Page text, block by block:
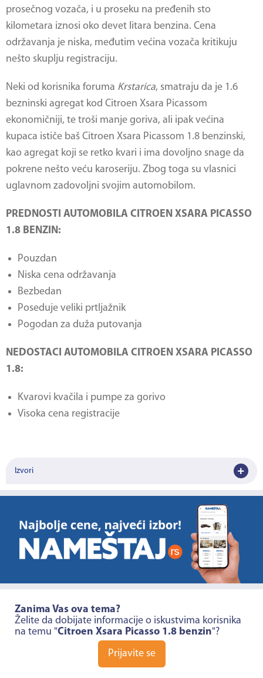
prosečnog vozača, i u proseku na pređenih sto
kilometara iznosi oko devet litara benzina. Cena
održavanja je niska, međutim većina vozača kritikuju
nešto skuplju registraciju.
Neki od korisnika foruma Krstarica, smatraju da je 1.6
bezninski agregat kod Citroen Xsara Picassom
ekonomičniji, te troši manje goriva, ali ipak većina
kupaca ističe baš Citroen Xsara Picassom 1.8 benzinski,
kao agregat koji se retko kvari i ima dovoljno snage da
pokrene nešto veću karoseriju. Zbog toga su vlasnici
uglavnom zadovoljni svojim automobilom.
PREDNOSTI AUTOMOBILA CITROEN XSARA PICASSO
1.8 BENZIN:
Pouzdan
Niska cena održavanja
Bezbedan
Poseduje veliki prtljažnik
Pogodan za duža putovanja
NEDOSTACI AUTOMOBILA CITROEN XSARA PICASSO
1.8:
Kvarovi kvačila i pumpe za gorivo
Visoka cena registracije
Izvori
Zanima Vas ova tema?
Želite da dobijate informacije o iskustvima korisnika
na temu "Citroen Xsara Picasso 1.8 benzin"?
Prijavite se